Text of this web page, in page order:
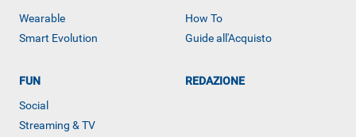
ALTRO
Wearable
Smart Evolution
How To
Guide all'Acquisto
FUN
Social
Streaming & TV
REDAZIONE